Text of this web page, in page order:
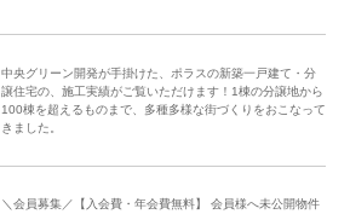
中央グリーン開発が手掛けた、ポラスの新築一戸建て・分
譲住宅の、施工実績がご覧いただけます！1棟の分譲地から
100棟を超えるものまで、多種多様な街づくりをおこなって
きました。
＼会員募集／【入会費・年会費無料】 会員様へ未公開物件